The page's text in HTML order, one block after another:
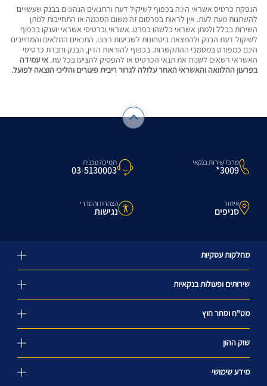
הנפקת כרטיס אשראי הינה בכפוף לשיקול דעת והתנאים הנהוגים בבנק שעשויים
להשתנות מעת לעת. אין לראות בפרסום זה משום הסכמה או התחייבות למתן
השירות בכלל ולמתן אשראי כלשהו בפרט. אשראי וכרטיסי אשראי יוענקו בכפוף
לשיקול דעת הבנק ולהמצאת ביטחונות לשביעות רצונו. התנאים המלאים והמחייבים
הינם כמפורט במסמכי ההתקשרות. בכפוף להוראות הדין, הבנק וחברת כרטיסי
האשראי רשאים לשנות את תנאי הכרטיס או להפסיק להציעו בכל עת. אי עמידה
בפרעון ההלוואה והאשראי האחר עלולה לגרור ריבית פיגורים והליכי הוצאה לפועל.
מרכז שירות בנקאי
3009*
תמיכה טכנית
03-5130003
איתור
סניפים
הצהרת והסדרי
נגישות
מחלקות עסקיות
שירותים ופעולות בנקאיות
מט"ח וסחר חוץ
שוק ההון
מידע שימושי